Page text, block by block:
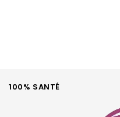
100% SANTÉ